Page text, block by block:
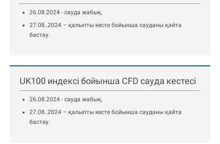
26.08.2024 - сауда жабық.
27.08..2024 – қалыпты кесте бойынша сауданы қайта
бастау.
UK100 индексі бойынша CFD сауда кестесі
26.08.2024 - сауда жабық.
27.08..2024 – қалыпты кесте бойынша сауданы қайта
бастау.